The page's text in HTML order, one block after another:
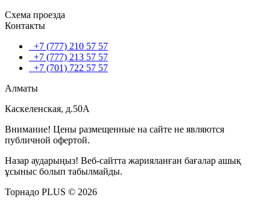
Схема проезда
Контакты
+7 (777) 210 57 57
+7 (777) 213 57 57
+7 (701) 722 57 57
Алматы
Каскеленская, д.50А
Внимание! Цены размещенные на сайте не являются
публичной офертой.
Назар аударыңыз! Веб-сайтта жарияланған бағалар ашық
ұсыныс болып табылмайды.
Торнадо PLUS © 2026